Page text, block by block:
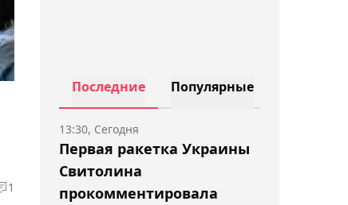
1
Последние Популярные
Первая ракетка Украины
Свитолина
прокомментировала
13:30, Сегодня